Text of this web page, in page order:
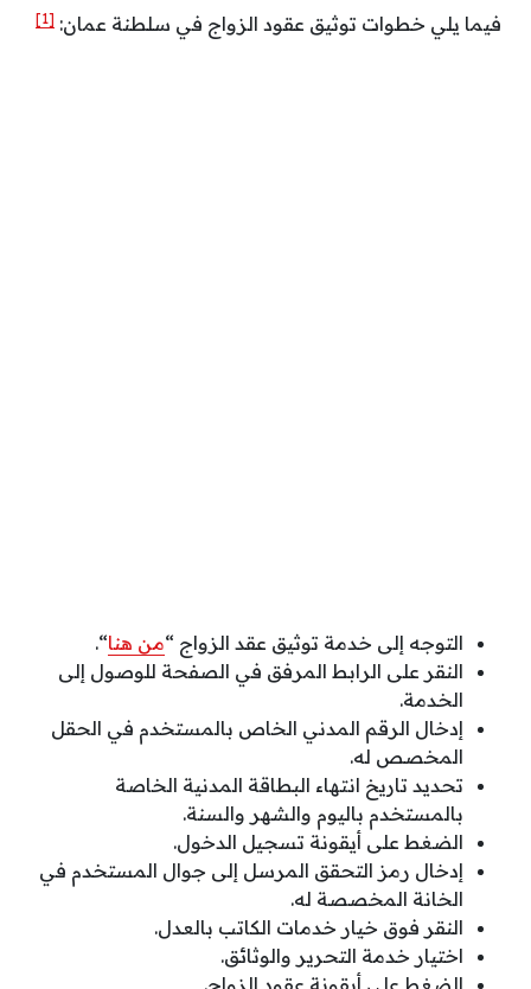
فيما يلي خطوات توثيق عقود الزواج في سلطنة عمان: [1]
التوجه إلى خدمة توثيق عقد الزواج “من هنا“.
النقر على الرابط المرفق في الصفحة للوصول إلى
الخدمة.
إدخال الرقم المدني الخاص بالمستخدم في الحقل
المخصص له.
تحديد تاريخ انتهاء البطاقة المدنية الخاصة
بالمستخدم باليوم والشهر والسنة.
الضغط على أيقونة تسجيل الدخول.
إدخال رمز التحقق المرسل إلى جوال المستخدم في
الخانة المخصصة له.
النقر فوق خيار خدمات الكاتب بالعدل.
اختيار خدمة التحرير والوثائق.